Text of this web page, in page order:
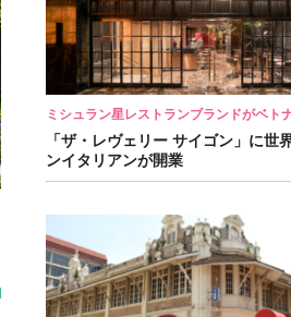
ミシュラン星レストランブランドがベト
「ザ・レヴェリー サイゴン」に世
ンイタリアンが開業